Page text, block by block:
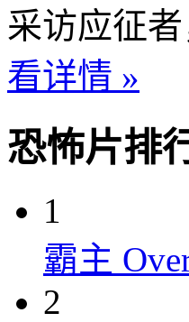
采访应征
看详情 »
恐怖片排
1
霸主
2